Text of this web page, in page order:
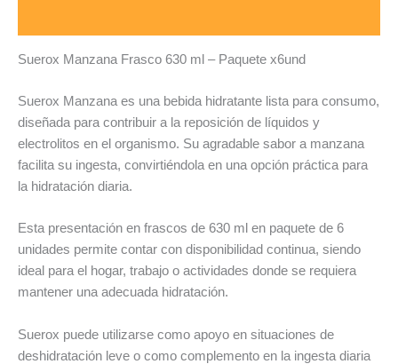
Suerox Manzana Frasco 630 ml – Paquete x6und
Suerox Manzana es una bebida hidratante lista para consumo,
diseñada para contribuir a la reposición de líquidos y
electrolitos en el organismo. Su agradable sabor a manzana
facilita su ingesta, convirtiéndola en una opción práctica para
la hidratación diaria.
Esta presentación en frascos de 630 ml en paquete de 6
unidades permite contar con disponibilidad continua, siendo
ideal para el hogar, trabajo o actividades donde se requiera
mantener una adecuada hidratación.
Suerox puede utilizarse como apoyo en situaciones de
deshidratación leve o como complemento en la ingesta diaria